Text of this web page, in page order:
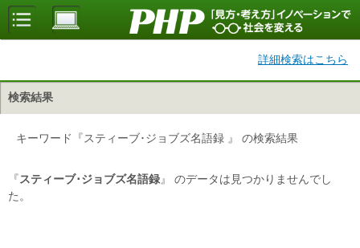
詳細検索はこちら
検索結果
キーワード『スティーブ･ジョブズ名語録 』 の検索結果
『スティーブ･ジョブズ名語録』 のデータは見つかりませんでし
た。